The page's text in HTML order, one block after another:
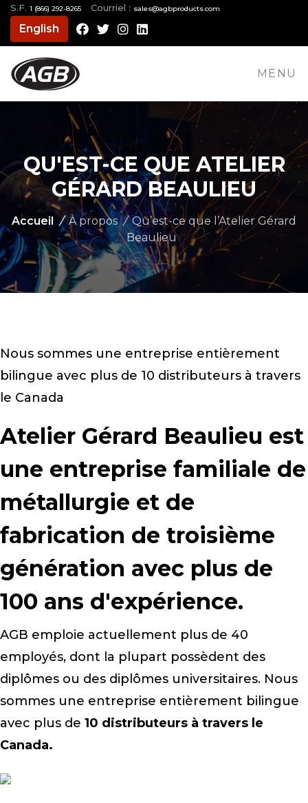
S.F. 1 (866) 292-8265 Courriel : moc.stcudorpbga@selas
English Facebook
TwitterInstagram
LinkedIn
MENU
QU'EST-CE QUE ATELIER
GÉRARD BEAULIEU
Accueil / À propos / Qu’est-ce que l’Atelier Gérard
Beaulieu
Nous sommes une entreprise entièrement
bilingue avec plus de 10 distributeurs à travers
le Canada
Atelier Gérard Beaulieu est
une entreprise familiale de
métallurgie et de
fabrication de troisième
génération avec plus de
100 ans d'expérience.
AGB emploie actuellement plus de 40
employés, dont la plupart possèdent des
diplômes ou des diplômes universitaires. Nous
sommes une entreprise entièrement bilingue
avec plus de 10 distributeurs à travers le
Canada.